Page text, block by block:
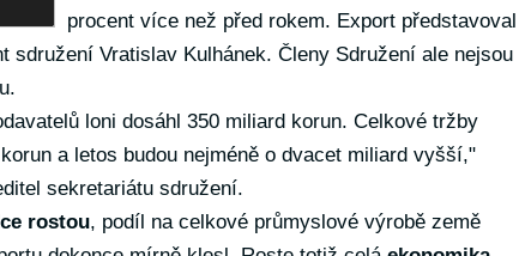
procent více než před rokem. Export představoval
sdružení Vratislav Kulhánek. Členy Sdružení ale nejsou
loni dosáhl 350 miliard korun. Celkové tržby
a letos budou nejméně o dvacet miliard vyšší,"
sekretariátu sdružení.
rostou, podíl na celkové průmyslové výrobě země